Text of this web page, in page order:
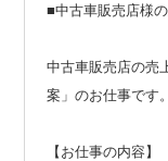
■中古車販売店様
中古車販売店の売
案」のお仕事です。
【お仕事の内容】